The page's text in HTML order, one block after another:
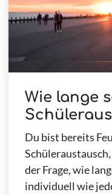
Wie lange
Du bist bereits
der Frage, wie
individuell wie